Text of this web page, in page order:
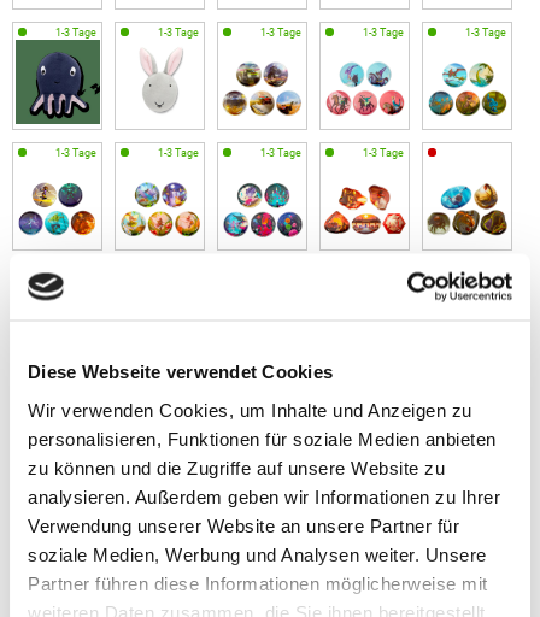
Diese Webseite verwendet Cookies
Wir verwenden Cookies, um Inhalte und Anzeigen zu
personalisieren, Funktionen für soziale Medien anbieten
zu können und die Zugriffe auf unsere Website zu
analysieren. Außerdem geben wir Informationen zu Ihrer
Verwendung unserer Website an unsere Partner für
soziale Medien, Werbung und Analysen weiter. Unsere
Partner führen diese Informationen möglicherweise mit
weiteren Daten zusammen, die Sie ihnen bereitgestellt